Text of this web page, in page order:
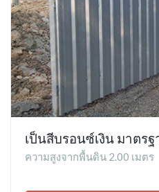
เป็นสีบรอนซ์เงิน มาตร
ความสูงจากพื้นดิน 2.00 เมตร